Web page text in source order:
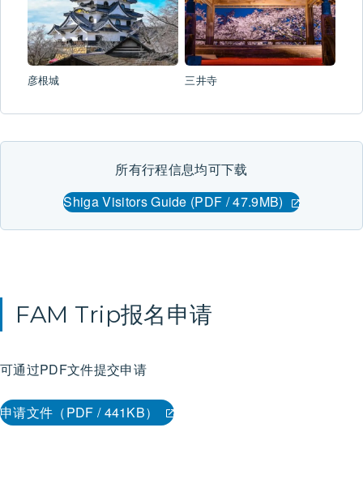
彦根城 三井寺
所有行程信息均可下载
Shiga Visitors Guide (PDF / 47.9MB)
FAM Trip报名申请
可通过PDF文件提交申请
申请文件（PDF / 441KB）